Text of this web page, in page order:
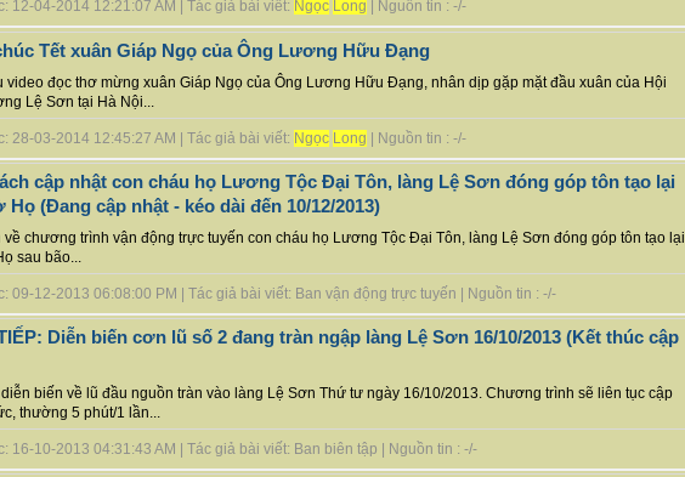
12-04-2014 12:21:07 AM | Tác giả bài viết: Ngọc Long | Nguồn tin : -/-
Tết xuân Giáp Ngọ của Ông Lương Hữu Đạng
video đọc thơ mừng xuân Giáp Ngọ của Ông Lương Hữu Đạng, nhân dịp gặp mặt đầu xuân của Hội
Lệ Sơn tại Hà Nội...
28-03-2014 12:45:27 AM | Tác giả bài viết: Ngọc Long | Nguồn tin : -/-
cập nhật con cháu họ Lương Tộc Đại Tôn, làng Lệ Sơn đóng góp tôn tạo lại
Họ (Đang cập nhật - kéo dài đến 10/12/2013)
về chương trình vận động trực tuyến con cháu họ Lương Tộc Đại Tôn, làng Lệ Sơn đóng góp tôn tạo lại
sau bão...
09-12-2013 06:08:00 PM | Tác giả bài viết: Ban vận động trực tuyến | Nguồn tin : -/-
Diễn biến cơn lũ số 2 đang tràn ngập làng Lệ Sơn 16/10/2013 (Kết thúc cập
biến về lũ đầu nguồn tràn vào làng Lệ Sơn Thứ tư ngày 16/10/2013. Chương trình sẽ liên tục cập
thường 5 phút/1 lần...
16-10-2013 04:31:43 AM | Tác giả bài viết: Ban biên tập | Nguồn tin : -/-